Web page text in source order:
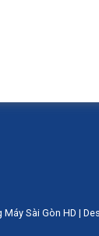
Sài Gòn HD |